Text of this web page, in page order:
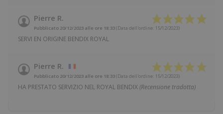
Pierre R.
Pubblicato 20/12/2023 alle ore 18:33(Data dell'ordine: 15/12/2023)
SERVI EN ORIGINE BENDIX ROYAL
Pierre R.
Pubblicato 20/12/2023 alle ore 18:33(Data dell'ordine: 15/12/2023)
HA PRESTATO SERVIZIO NEL ROYAL BENDIX(Recensione tradotta)